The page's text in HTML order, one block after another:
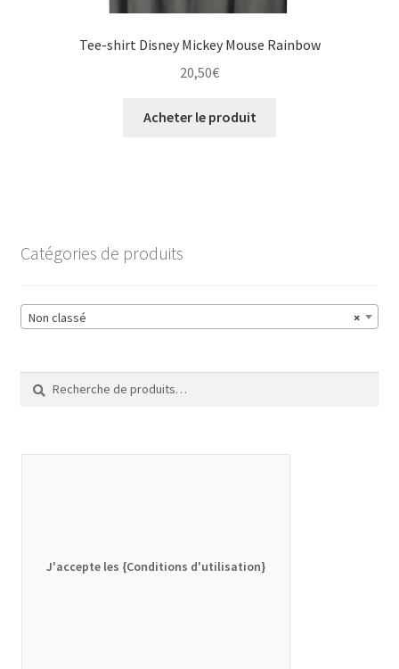
Tee-shirt Disney Mickey Mouse Rainbow
20,50€
Acheter le produit
Catégories de produits
×
Non classé
Recherche
pour :
Recherche
J'accepte les {Conditions d'utilisation}